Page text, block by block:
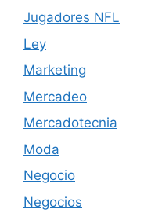
Jugadores NFL
Ley
Marketing
Mercadeo
Mercadotecnia
Moda
Negocio
Negocios